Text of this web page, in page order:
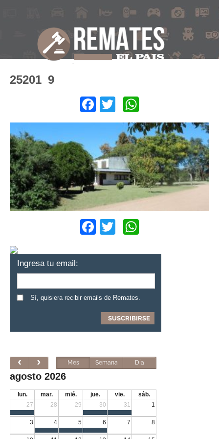
25201_9
Facebook
Twitter
Facebook
Twitter
Ingresa tu email:
Sí, quisiera recibir emails de Remates.
Mes Semana Día
agosto 2026
lun. mar. mié. jue. vie.
sáb.
27
28 29 30 31 1
3 4 5 6 7 8